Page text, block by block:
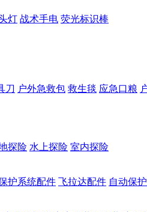
灯 战术手电 荧光标识棒
刀 户外急救包 救生毯 应急口粮
探险 水上探险 室内探险
护系统配件 飞拉达配件 自动保